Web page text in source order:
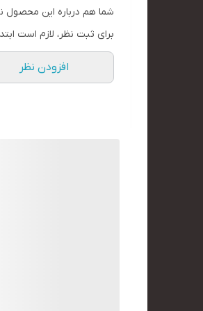
شما هم درباره این محصول
برای ثبت نظر، لازم است
افزودن نظر